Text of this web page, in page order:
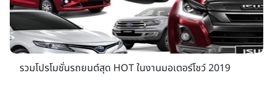
รวมโปรโมชั่นรถยนต์สุด HOT ในงานมอเตอร์โชว์ 2019